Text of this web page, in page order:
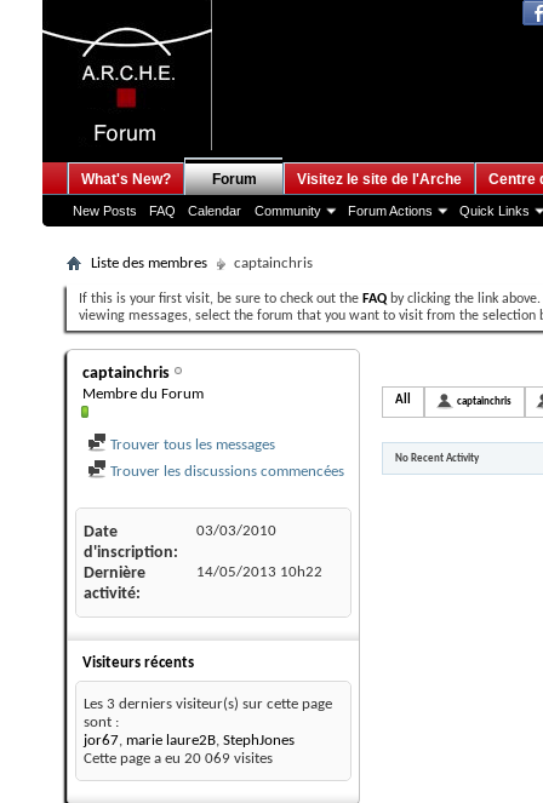
What's New? Forum
New Posts FAQ Calendar Community Forum Actions Quick Links
Visitez le site de l'Arche Centre
Liste des membres captainchris
If this is your first visit, be sure to check out the FAQ by clicking the link
viewing messages, select the forum that you want to visit from the selection
captainchris
Membre du Forum
Trouver tous les messages
Trouver les discussions commencées
Date
d'inscription
03/03/2010
Dernière
activité
14/05/2013 10h22
Visiteurs récents
Les 3 derniers visiteur(s) sur cette page
sont :
jor67, marie laure2B, StephJones
Cette page a eu 20 069 visites
All captainchris
No Recent Activity